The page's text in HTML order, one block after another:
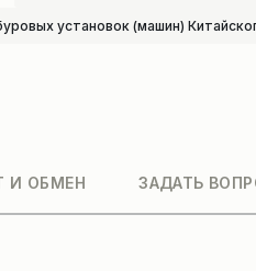
установок (машин)
И ОБМЕН ЗАДАТЬ